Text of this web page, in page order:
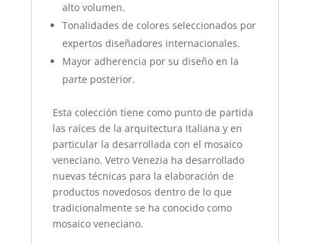
alto volumen.
Tonalidades de colores seleccionados por
expertos diseñadores internacionales.
Mayor adherencia por su diseño en la
parte posterior.
Esta colección tiene como punto de partida
las raíces de la arquitectura Italiana y en
particular la desarrollada con el mosaico
veneciano. Vetro Venezia ha desarrollado
nuevas técnicas para la elaboración de
productos novedosos dentro de lo que
tradicionalmente se ha conocido como
mosaico veneciano.